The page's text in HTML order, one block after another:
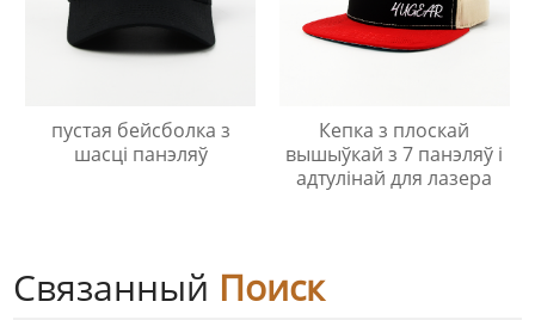
пустая бейсболка з
шасці панэляў
Кепка з плоскай
вышыўкай з 7 панэляў і
адтулінай для лазера
Связанный Поиск